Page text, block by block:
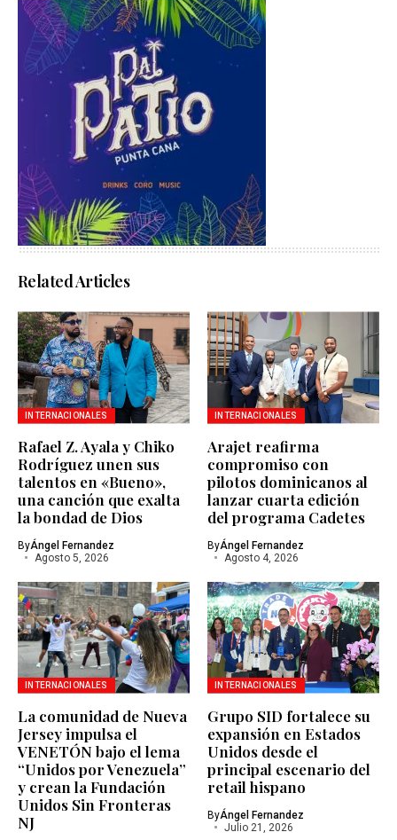
Related Articles
INTERNACIONALES
Rafael Z. Ayala y Chiko
Rodríguez unen sus
talentos en «Bueno»,
una canción que exalta
la bondad de Dios
ByÁngel Fernandez
Agosto 5, 2026
INTERNACIONALES
Arajet reafirma
compromiso con
pilotos dominicanos al
lanzar cuarta edición
del programa Cadetes
ByÁngel Fernandez
Agosto 4, 2026
INTERNACIONALES
La comunidad de Nueva
Jersey impulsa el
VENETÓN bajo el lema
“Unidos por Venezuela”
y crean la Fundación
Unidos Sin Fronteras
NJ
INTERNACIONALES
Grupo SID fortalece su
expansión en Estados
Unidos desde el
principal escenario del
retail hispano
ByÁngel Fernandez
Julio 21, 2026